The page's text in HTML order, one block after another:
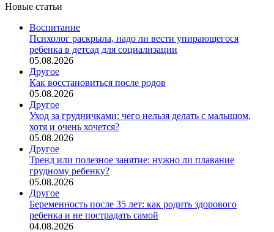
Новые статьи
Воспитание
Психолог раскрыла, надо ли вести упирающегося
ребенка в детсад для социализации
05.08.2026
Другое
Как восстановиться после родов
05.08.2026
Другое
Уход за грудничками: чего нельзя делать с малышом,
хотя и очень хочется?
05.08.2026
Другое
Тренд или полезное занятие: нужно ли плавание
грудному ребенку?
05.08.2026
Другое
Беременность после 35 лет: как родить здорового
ребенка и не пострадать самой
04.08.2026